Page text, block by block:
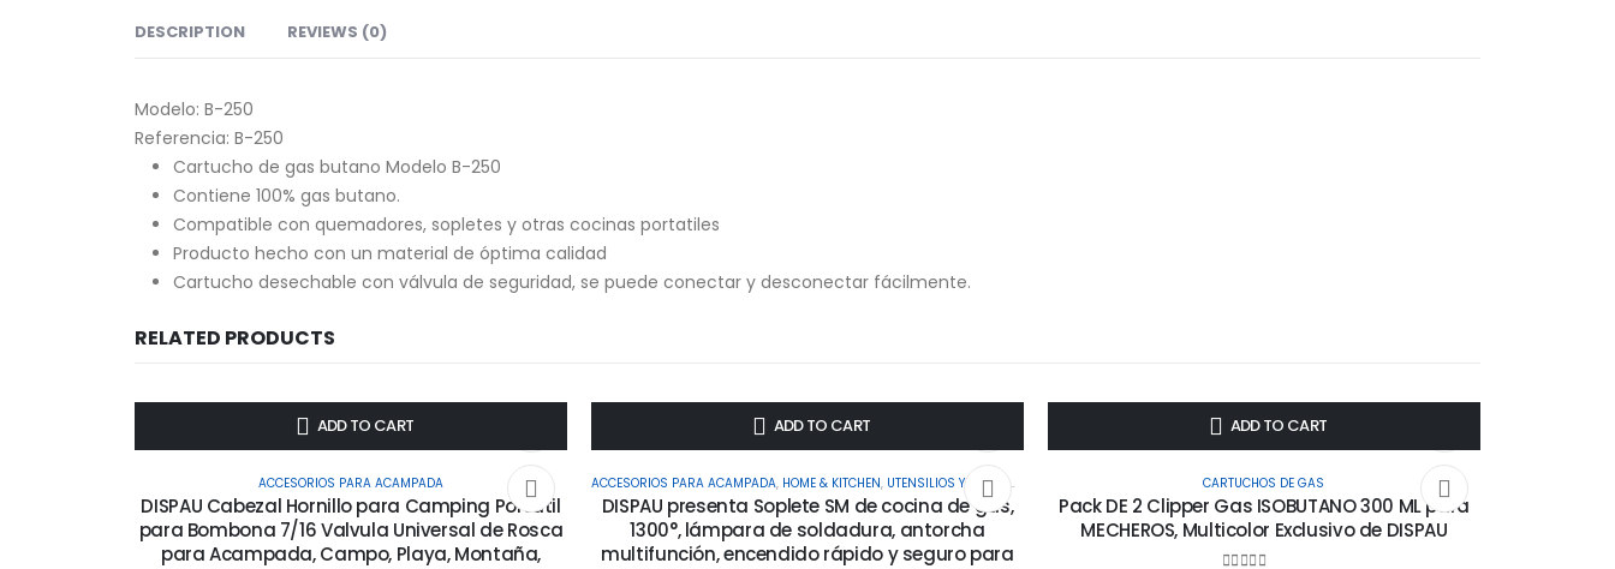
DESCRIPTION REVIEWS (0)
Modelo: B-250
Referencia: B-250
Cartucho de gas butano Modelo B-250
Contiene 100% gas butano.
Compatible con quemadores, sopletes y otras cocinas portatiles
Producto hecho con un material de óptima calidad
Cartucho desechable con válvula de seguridad, se puede conectar y desconectar fácilmente.
RELATED PRODUCTS
ADD TO CART
ACCESORIOS PARA ACAMPADA
DISPAU Cabezal Hornillo para Camping Portátil
para Bombona 7/16 Valvula Universal de Rosca
para Acampada, Campo, Playa, Montaña,
ADD TO CART
ACCESORIOS PARA ACAMPADA, HOME & KITCHEN, UTENSILIOS Y ACCESORIOS DE COCINA
DISPAU presenta Soplete SM de cocina de gas,
1300°, lámpara de soldadura, antorcha
multifunción, encendido rápido y seguro para
ADD TO CART
CARTUCHOS DE GAS
Pack DE 2 Clipper Gas ISOBUTANO 300 ML para
MECHEROS, Multicolor Exclusivo de DISPAU